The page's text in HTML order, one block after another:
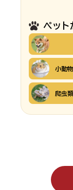
ペッ
小動物
爬虫類